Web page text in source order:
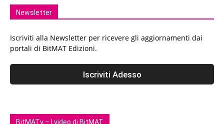
Newsletter
Iscriviti alla Newsletter per ricevere gli aggiornamenti dai
portali di BitMAT Edizioni.
BitMATv – I video di BitMAT